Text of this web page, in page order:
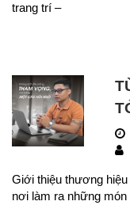
trang trí –
Giới thiệu thương
nơi làm ra những